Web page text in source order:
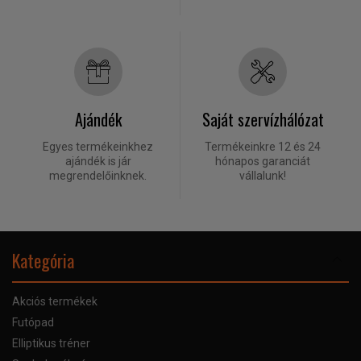
Ajándék
Egyes termékeinkhez
ajándék is jár
megrendelőinknek.
Saját szervízhálózat
Termékeinkre 12 és 24
hónapos garanciát
vállalunk!
Kategória
Akciós termékek
Futópad
Elliptikus tréner